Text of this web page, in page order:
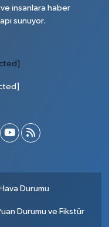
insanlara haber
sunuyor.
Hava Durumu
Durumu ve Fikstür